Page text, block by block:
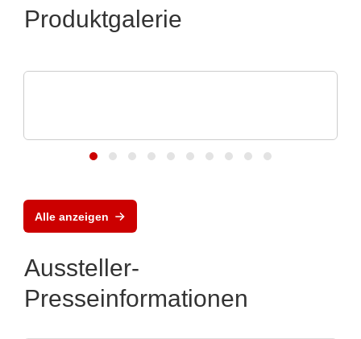
Produktgalerie
Alle anzeigen
Aussteller-
Presseinformationen